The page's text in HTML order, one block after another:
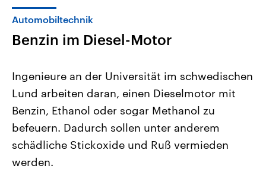
Themen
USA
Aktuelle Beiträge, Analysen und
Hintergründe
Wirtschaftlich und militärisch
gehören die Vereinigten Staaten zu
Nahostkonflikt
Aktuelle Lage und
Der Überfall der
Terrororganisation Hamas
Automobiltechnik
Benzin im Diesel-Motor
Ingenieure an der Universität im schwedischen
Lund arbeiten daran, einen Dieselmotor mit
Benzin, Ethanol oder sogar Methanol zu
befeuern. Dadurch sollen unter anderem
schädliche Stickoxide und Ruß vermieden
werden.